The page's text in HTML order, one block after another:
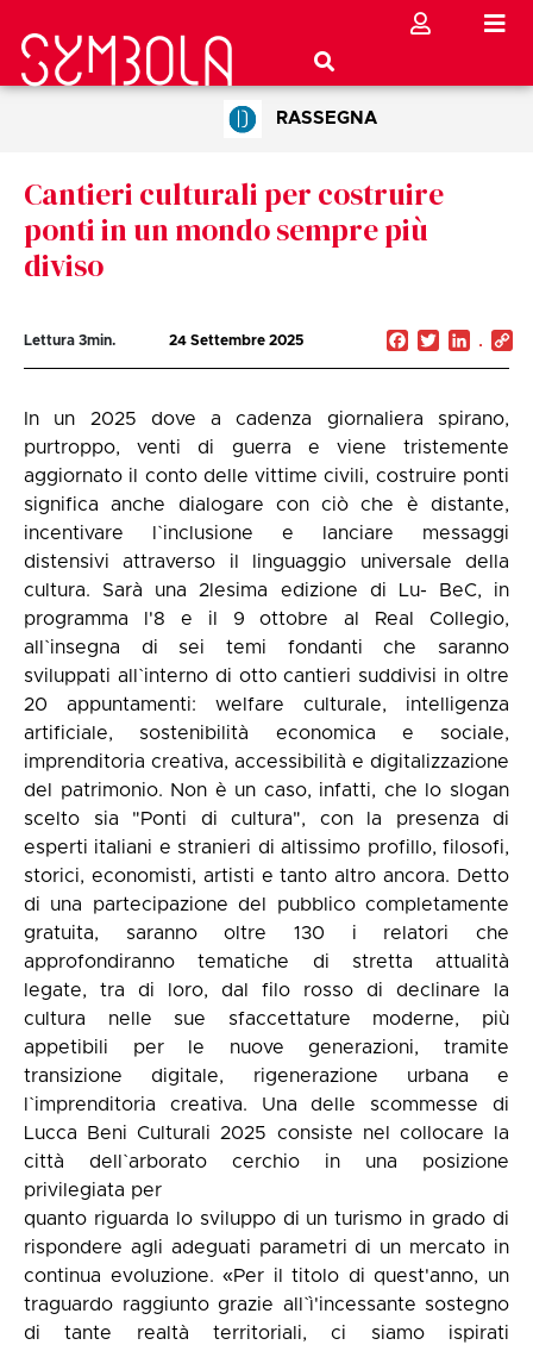
RASSEGNA
Cantieri culturali per costruire
ponti in un mondo sempre più
diviso
Lettura 3min. 24 Settembre 2025 Facebook
Twitter
In un 2025 dove a cadenza giornaliera spirano,
purtroppo, venti di guerra e viene tristemente
aggiornato il conto delle vittime civili, costruire ponti
significa anche dialogare con ciò che è distante,
incentivare l`inclusione e lanciare messaggi
distensivi attraverso il linguaggio universale della
cultura. Sarà una 2lesima edizione di Lu- BeC, in
programma l'8 e il 9 ottobre al Real Collegio,
all`insegna di sei temi fondanti che saranno
sviluppati all`interno di otto cantieri suddivisi in oltre
20 appuntamenti: welfare culturale, intelligenza
artificiale, sostenibilità economica e sociale,
imprenditoria creativa, accessibilità e digitalizzazione
del patrimonio. Non è un caso, infatti, che lo slogan
scelto sia "Ponti di cultura", con la presenza di
esperti italiani e stranieri di altissimo profillo, filosofi,
storici, economisti, artisti e tanto altro ancora. Detto
di una partecipazione del pubblico completamente
gratuita, saranno oltre 130 i relatori che
approfondiranno tematiche di stretta attualità
legate, tra di loro, dal filo rosso di declinare la
cultura nelle sue sfaccettature moderne, più
appetibili per le nuove generazioni, tramite
transizione digitale, rigenerazione urbana e
l`imprenditoria creativa. Una delle scommesse di
Lucca Beni Culturali 2025 consiste nel collocare la
città dell`arborato cerchio in una posizione
privilegiata per
quanto riguarda lo sviluppo di un turismo in grado di
rispondere agli adeguati parametri di un mercato in
continua evoluzione. «Per il titolo di quest'anno, un
traguardo raggiunto grazie all`ì'incessante sostegno
di tante realtà territoriali, ci siamo ispirati